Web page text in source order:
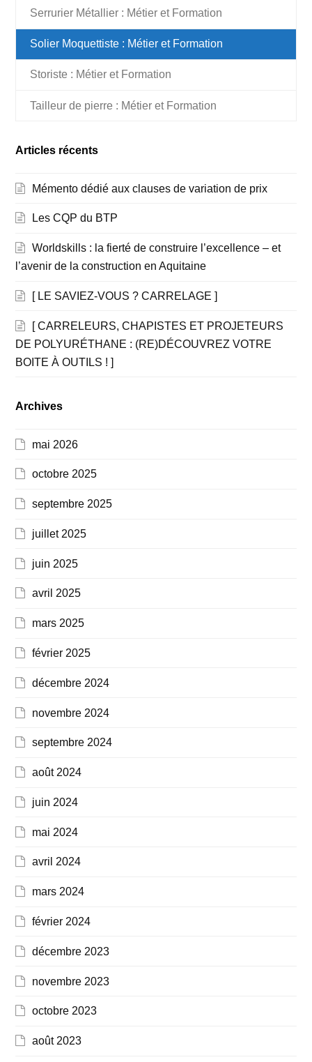
Serrurier Métallier : Métier et Formation
Solier Moquettiste : Métier et Formation
Storiste : Métier et Formation
Tailleur de pierre : Métier et Formation
Articles récents
Mémento dédié aux clauses de variation de prix
Les CQP du BTP
Worldskills : la fierté de construire l’excellence – et
l’avenir de la construction en Aquitaine
[ LE SAVIEZ-VOUS ? CARRELAGE ]
[ CARRELEURS, CHAPISTES ET PROJETEURS
DE POLYURÉTHANE : (RE)DÉCOUVREZ VOTRE
BOITE À OUTILS ! ]
Archives
mai 2026
octobre 2025
septembre 2025
juillet 2025
juin 2025
avril 2025
mars 2025
février 2025
décembre 2024
novembre 2024
septembre 2024
août 2024
juin 2024
mai 2024
avril 2024
mars 2024
février 2024
décembre 2023
novembre 2023
octobre 2023
août 2023